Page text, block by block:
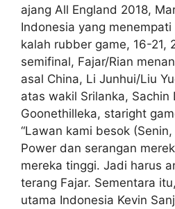
ajang All England 2018,
Indonesia yang
kalah rubber game, 16-21,
semifinal, Fajar/Rian
asal China, Li Junhui/Liu
atas wakil Srilanka, Sachin
Goonethilleka, staright
“Lawan kami besok
Power dan serangan
mereka tinggi. Jadi harus
terang Fajar. Sementara
utama Indonesia Kevin